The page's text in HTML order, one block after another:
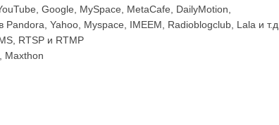
Google, MySpace, MetaCafe, DailyMotion,
Yahoo, Myspace, IMEEM, Radioblogclub, Lala и т.д.
RTSP и RTMP
Maxthon